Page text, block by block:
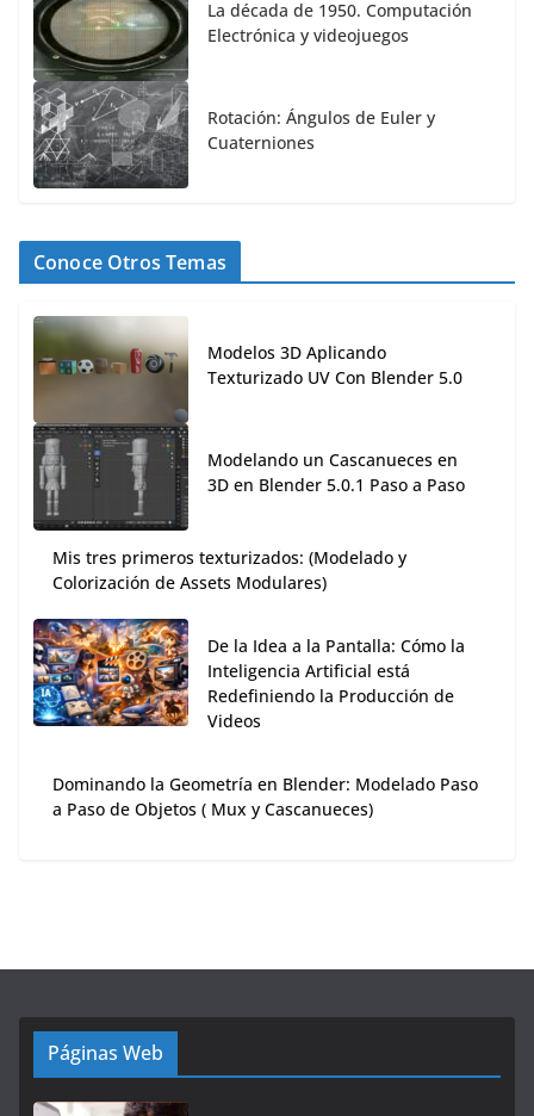
La década de 1950. Computación
Electrónica y videojuegos
Rotación: Ángulos de Euler y
Cuaterniones
Conoce Otros Temas
Modelos 3D Aplicando
Texturizado UV Con Blender 5.0
Modelando un Cascanueces en
3D en Blender 5.0.1 Paso a Paso
Mis tres primeros texturizados: (Modelado y
Colorización de Assets Modulares)
De la Idea a la Pantalla: Cómo la
Inteligencia Artificial está
Redefiniendo la Producción de
Videos
Dominando la Geometría en Blender: Modelado Paso
a Paso de Objetos ( Mux y Cascanueces)
Páginas Web